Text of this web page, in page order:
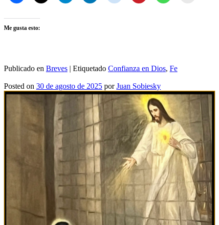
Me gusta esto:
Publicado en Breves | Etiquetado Confianza en Dios, Fe
Posted on 30 de agosto de 2025 porJuan Sobiesky